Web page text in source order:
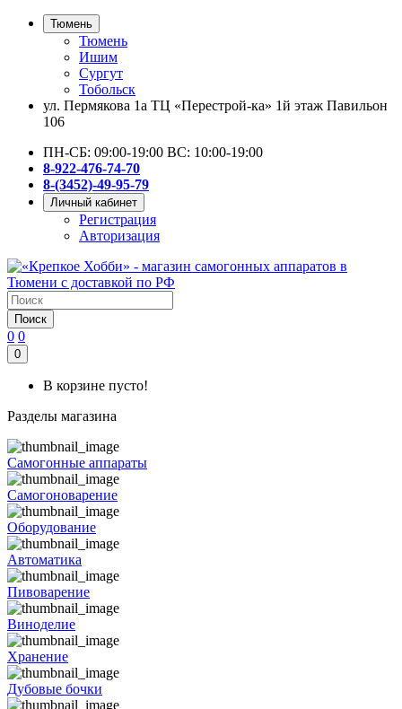
Тюмень
Тюмень
Ишим
Сургут
Тобольск
ул. Пермякова 1а ТЦ «Перестрой-ка» 1й этаж Павильон
106
ПН-СБ: 09:00-19:00 ВС: 10:00-19:00
8-922-476-74-70
8-(3452)-49-95-79
Личный кабинет
Регистрация
Авторизация
Поиск
0 0
0
В корзине пусто!
Разделы магазина
Самогонные аппараты
Самогоноварение
Оборудование
Автоматика
Пивоварение
Виноделие
Хранение
Дубовые бочки